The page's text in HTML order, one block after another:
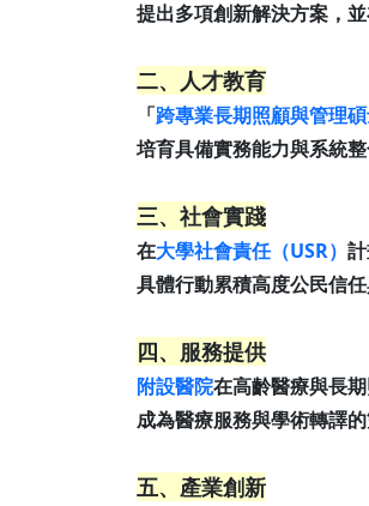
提出多項創新解決方案，
二、人才教育
「跨專業長期照顧與管理
培育具備實務能力與系統
三、社會實踐
在大學社會責任（USR）
具體行動累積高度公民信
四、服務提供
附設醫院在高齡醫療與長
成為醫療服務與學術轉譯的
五、產業創新